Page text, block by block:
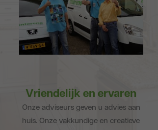
Vriendelijk en ervaren
Onze adviseurs geven u advies aan
huis. Onze vakkundige en creatieve